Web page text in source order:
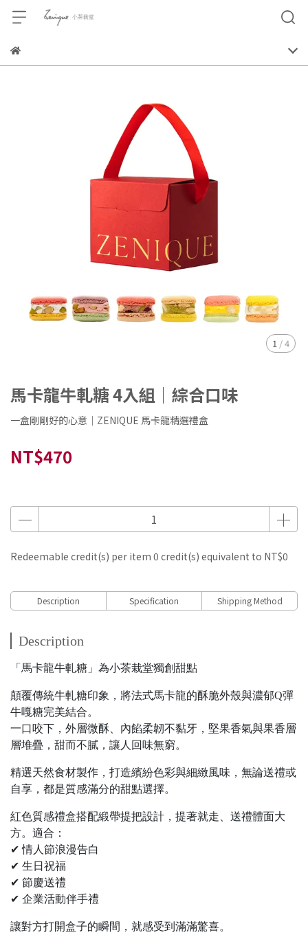
1 /4
馬卡龍牛軋糖 4入組｜綜合口味
一盒剛剛好的心意｜ZENIQUE 馬卡龍精選禮盒
NT$470
Redeemable credit(s) per item 0 credit(s) equivalent to NT$0
Description Specification Shipping Method
Description
「馬卡龍牛軋糖」為小茶栽堂獨創甜點
顛覆傳統牛軋糖印象，將法式馬卡龍的酥脆外殼與濃郁Q彈
牛嘎糖完美結合。
一口咬下，外層微酥、內餡柔韌不黏牙，堅果香氣與果香層
層堆疊，甜而不膩，讓人回味無窮。
精選天然食材製作，打造繽紛色彩與細緻風味，無論送禮或
自享，都是質感滿分的甜點選擇。
紅色質感禮盒搭配緞帶提把設計，提著就走、送禮體面大
方。適合：
✔ 情人節浪漫告白
✔ 生日祝福
✔ 節慶送禮
✔ 企業活動伴手禮
讓對方打開盒子的瞬間，就感受到滿滿驚喜。